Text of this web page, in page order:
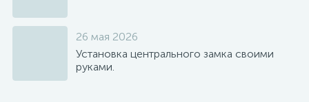
26 мая 2026
Установка центрального замка своими
руками.